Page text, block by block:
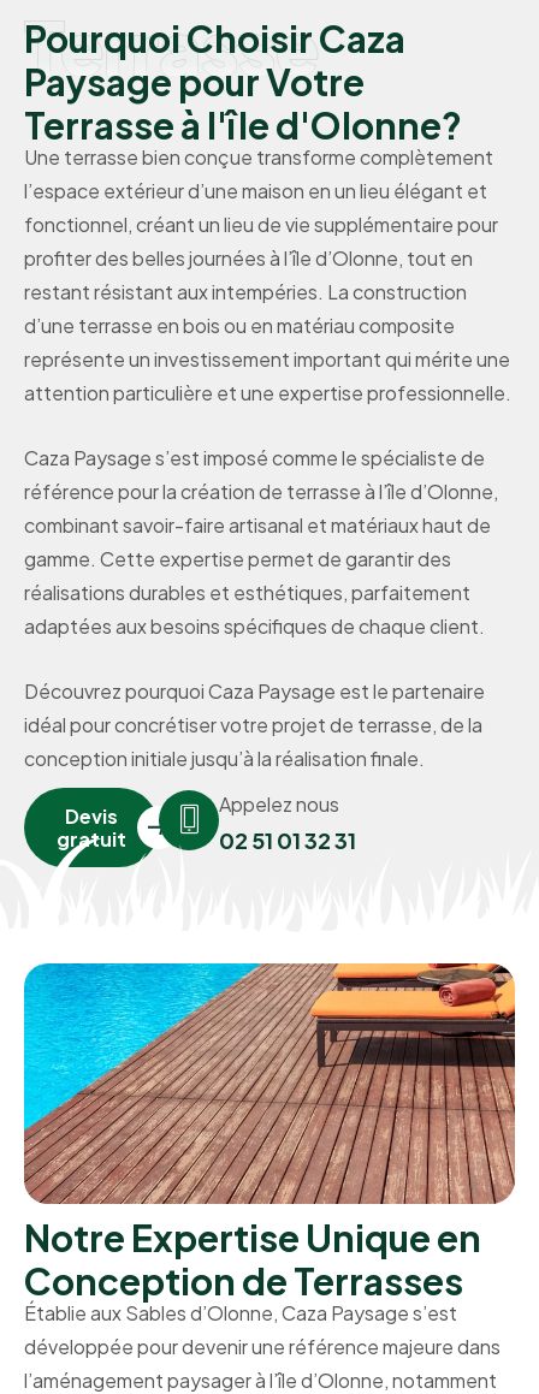
Terrasse
Pourquoi Choisir Caza
Paysage pour Votre
Terrasse à l'île d'Olonne?
Une terrasse bien conçue transforme complètement
l’espace extérieur d’une maison en un lieu élégant et
fonctionnel, créant un lieu de vie supplémentaire pour
profiter des belles journées à l’île d’Olonne, tout en
restant résistant aux intempéries. La construction
d’une terrasse en bois ou en matériau composite
représente un investissement important qui mérite une
attention particulière et une expertise professionnelle.
Caza Paysage s’est imposé comme le spécialiste de
référence pour la création de terrasse à l’île d’Olonne,
combinant savoir-faire artisanal et matériaux haut de
gamme. Cette expertise permet de garantir des
réalisations durables et esthétiques, parfaitement
adaptées aux besoins spécifiques de chaque client.
Découvrez pourquoi Caza Paysage est le partenaire
idéal pour concrétiser votre projet de terrasse, de la
conception initiale jusqu’à la réalisation finale.
Devis
gratuit
Appelez nous
02 51 01 32 31
Notre Expertise Unique en
Conception de Terrasses
Établie aux Sables d’Olonne, Caza Paysage s’est
développée pour devenir une référence majeure dans
l’aménagement paysager à l’île d’Olonne, notamment